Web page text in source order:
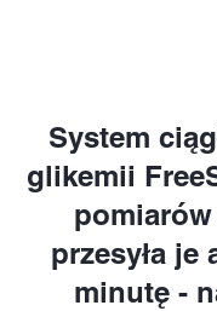
System
glikemii
przesyła je
minutę -